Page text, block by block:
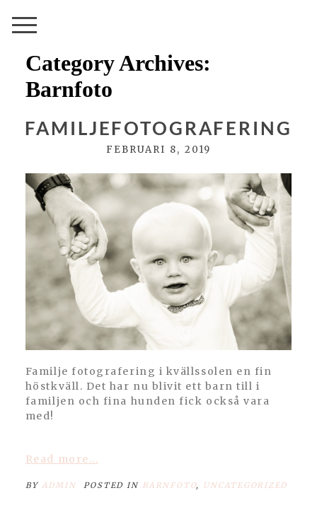
Category Archives:
Barnfoto
FAMILJEFOTOGRAFERING
FEBRUARI 8, 2019
Familje fotografering i kvällssolen en fin
höstkväll. Det har nu blivit ett barn till i
familjen och fina hunden fick också vara
med!
Read more...
BY ADMIN POSTED IN BARNFOTO, UNCATEGORIZED